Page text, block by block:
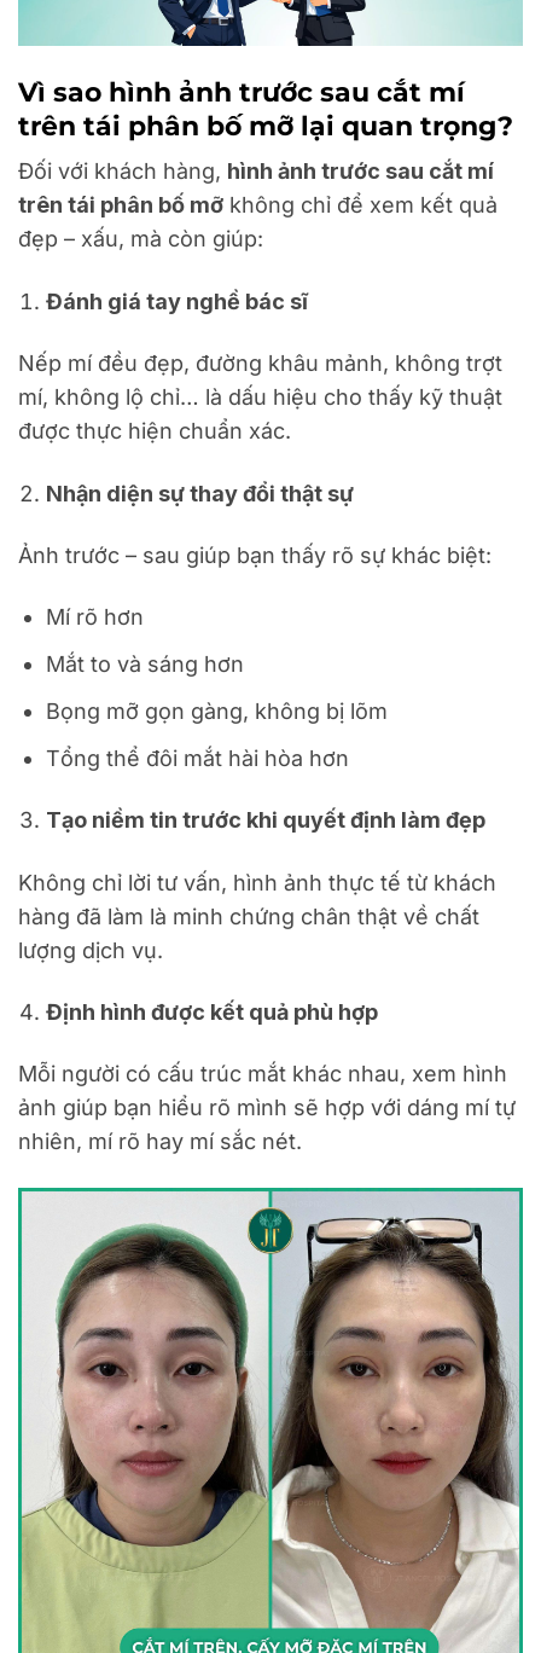
Vì sao hình ảnh trước sau cắt mí
trên tái phân bố mỡ lại quan trọng?
Đối với khách hàng, hình ảnh trước sau cắt mí
trên tái phân bố mỡ không chỉ để xem kết quả
đẹp – xấu, mà còn giúp:
Đánh giá tay nghề bác sĩ
Nếp mí đều đẹp, đường khâu mảnh, không trợt
mí, không lộ chỉ… là dấu hiệu cho thấy kỹ thuật
được thực hiện chuẩn xác.
Nhận diện sự thay đổi thật sự
Ảnh trước – sau giúp bạn thấy rõ sự khác biệt:
Mí rõ hơn
Mắt to và sáng hơn
Bọng mỡ gọn gàng, không bị lõm
Tổng thể đôi mắt hài hòa hơn
Tạo niềm tin trước khi quyết định làm đẹp
Không chỉ lời tư vấn, hình ảnh thực tế từ khách
hàng đã làm là minh chứng chân thật về chất
lượng dịch vụ.
Định hình được kết quả phù hợp
Mỗi người có cấu trúc mắt khác nhau, xem hình
ảnh giúp bạn hiểu rõ mình sẽ hợp với dáng mí tự
nhiên, mí rõ hay mí sắc nét.